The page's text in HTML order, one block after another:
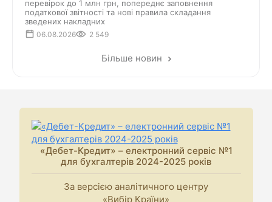
перевірок до 1 млн грн, попереднє заповнення
податкової звітності та нові правила складання
зведених накладних
06.08.2026 2 549
Більше новин
«Дебет-Кредит» – електронний сервіс №1
для бухгалтерів 2024-2025 років
За версією аналітичного центру
«Вибір Країни»